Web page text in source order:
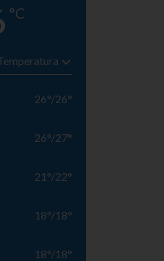
°C
26°/26°
26°/27°
21 °/22°
18°/18°
18°/18°